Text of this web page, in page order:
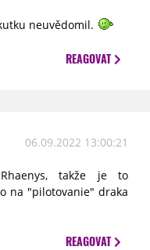
neuvědomil.
REAGOVAT
06.09.2022 13:00:21
takže je to
na "pilotovanie" draka
REAGOVAT